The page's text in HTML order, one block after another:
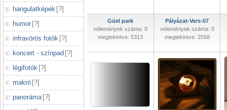
hangulatképek [?]
humor [?]
infravörös fotók [?]
koncert - színpad [?]
légifotók [?]
makró [?]
panoráma [?]
Güel park
vélemények száma: 0
megtekintve: 5313
Pályázat-Vers-07
vélemények száma: 0
megtekintve: 2568